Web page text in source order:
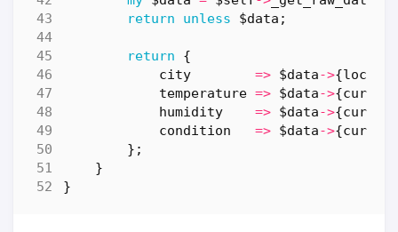
return
unless $data ;
return
{
city
=> $data->{
temperature => $data->{
humidity
=> $data->{
condition
=> $data->{
};
}
}